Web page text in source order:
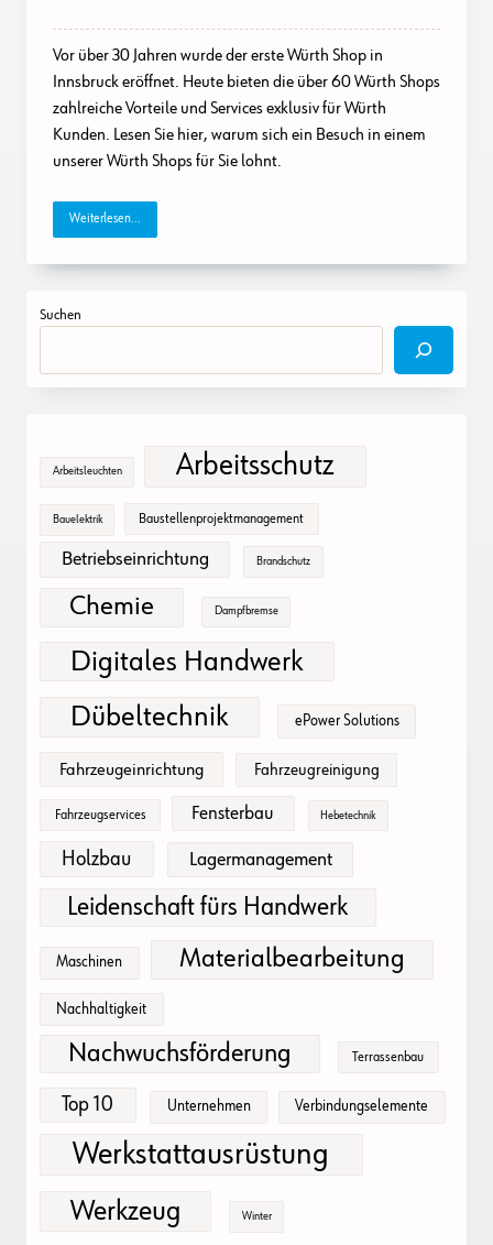
Vor über 30 Jahren wurde der erste Würth Shop in
Innsbruck eröffnet. Heute bieten die über 60 Würth Shops
zahlreiche Vorteile und Services exklusiv für Würth
Kunden. Lesen Sie hier, warum sich ein Besuch in einem
unserer Würth Shops für Sie lohnt.
Weiterlesen...
Suchen
Arbeitsleuchten Arbeitsschutz
Bauelektrik Baustellenprojektmanagement
Betriebseinrichtung Brandschutz
Chemie Dampfbremse
Digitales Handwerk
Dübeltechnik
ePower Solutions
Fahrzeugeinrichtung Fahrzeugreinigung
Fahrzeugservices Fensterbau Hebetechnik
Holzbau Lagermanagement
Leidenschaft fürs Handwerk
Maschinen Materialbearbeitung
Nachhaltigkeit
Nachwuchsförderung Terrassenbau
Top 10 Unternehmen Verbindungselemente
Werkstattausrüstung
Werkzeug Winter